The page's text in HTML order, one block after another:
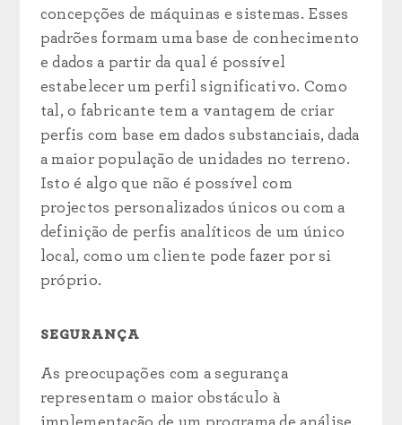
concepções de máquinas e sistemas. Esses
padrões formam uma base de conhecimento
e dados a partir da qual é possível
estabelecer um perfil significativo. Como
tal, o fabricante tem a vantagem de criar
perfis com base em dados substanciais, dada
a maior população de unidades no terreno.
Isto é algo que não é possível com
projectos personalizados únicos ou com a
definição de perfis analíticos de um único
local, como um cliente pode fazer por si
próprio.
SEGURANÇA
As preocupações com a segurança
representam o maior obstáculo à